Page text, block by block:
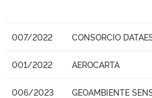
007/2022 CONSORCIO
001/2022 AEROCARTA
006/2023
GEOAMBIENTE